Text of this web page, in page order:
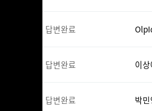
답변완료
답변완료 이
답변완료 박민